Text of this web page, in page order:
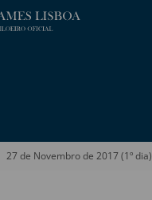
27 de Novembro de 2017 (1º dia)